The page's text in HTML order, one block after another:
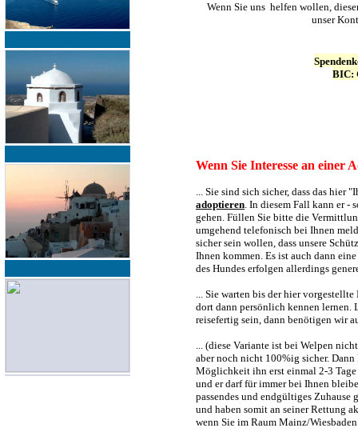
Wenn Sie uns helfen wollen,
unser
BIC:
Wenn Sie Interesse an einer
... Sie sind sich sicher, dass das
adoptieren. In diesem Fall kann er -
gehen. Füllen Sie bitte die
umgehend telefonisch bei Ihnen
sicher sein wollen, dass unsere
Ihnen kommen. Es ist auch dann
des Hundes erfolgen allerdings
... Sie warten bis der hier
dort dann persönlich kennen lernen.
reisefertig sein, dann benötigen wir
... (diese Variante ist bei Welpen
aber noch nicht 100%ig sicher.
Möglichkeit ihn erst einmal 2-3 Tage
und er darf für immer bei Ihnen
passendes und endgültiges
und haben somit an seiner Rettung
wenn Sie im Raum Mainz/